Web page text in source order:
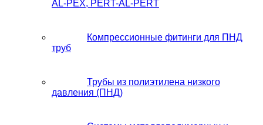
AL-PEX, PERT-AL-PERT
Компрессионные фитинги для ПНД
труб
Трубы из полиэтилена низкого
давления (ПНД)